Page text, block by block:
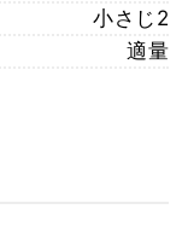
小さじ2
適量